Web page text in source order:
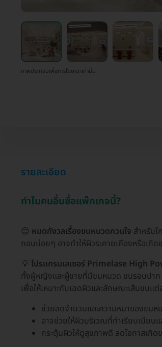
ภาพประกอบเพื่อการโฆษณาเท่านั้น
รายละเอียด
ทำไมคนอื่นซื้อแพ็กเกจนี้?
😊 หมดกังวลเรื่องขนหนวดกวนใจ สำหรับ
ถอนบ่อยๆ อาจทำให้ผิวระคายเคืองหรือเกิ
💡 โปรแกรมเลเซอร์ Primelase High
ทั้งผู้หญิงและผู้ชายที่มีขนหนวด ขนรอบปาก
เพื่อให้เหมาะกับเฉดผิวและลักษณะเส้นขนแต่
ช่วยลดจำนวนและความหนาของขนห
อาจช่วยให้ผิวบริเวณที่ทำเรียบเนียนแ
กระตุ้นผิวให้ดูสุขภาพดี ลดโอกาสเกิ